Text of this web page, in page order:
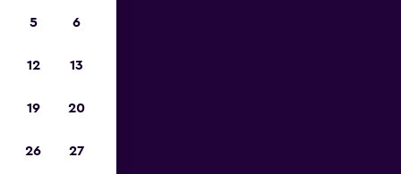
5 6
12 13
19 20
26 27